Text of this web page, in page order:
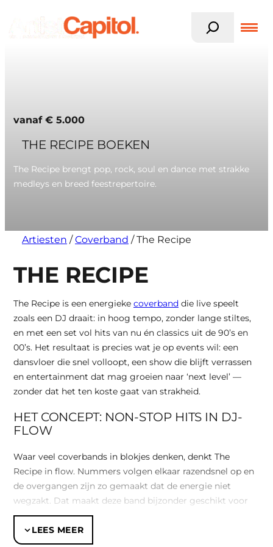
vanaf € 5.000
THE RECIPE BOEKEN
The Recipe brengt pop, rock, soul en dance met strakke
medleys en breed feestrepertoire.
Artiesten /Coverband /The Recipe
THE RECIPE
The Recipe is een energieke coverband die live speelt
zoals een DJ draait: in hoog tempo, zonder lange stiltes,
en met een set vol hits van nu én classics uit de 90’s en
00’s. Het resultaat is precies wat je op events wil: een
dansvloer die snel volloopt, een show die blijft verrassen
en entertainment dat mag groeien naar ‘next level’ —
zonder dat het ten koste gaat van strakheid.
HET CONCEPT: NON-STOP HITS IN DJ-
FLOW
Waar veel coverbands in blokjes denken, denkt The
Recipe in flow. Nummers volgen elkaar razendsnel op en
de overgangen zijn zo gemaakt dat de energie niet
wegzakt. Dat maakt deze band bijzonder geschikt voor
gemengde doelgroepen: van collega’s tot vriendenclubs
en van nationaal tot internationaal publiek. Het profiel is
helder: bekende hits in hoog tempo achter elkaar, met
LEES MEER